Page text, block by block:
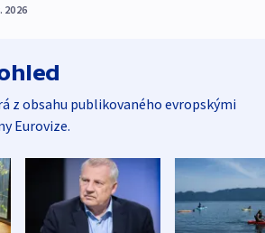
2026
z obsahu publikovaného evropskými
Eurovize.